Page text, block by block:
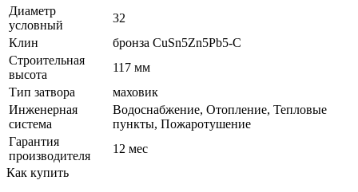
Диаметр
условный
32
Клин
бронза CuSn5Zn5Pb5-C
Строительная
высота
117 мм
Тип затвора
маховик
Инженерная
система
Водоснабжение, Отопление, Тепловые
пункты, Пожаротушение
Гарантия
производителя
12 мес
Как купить